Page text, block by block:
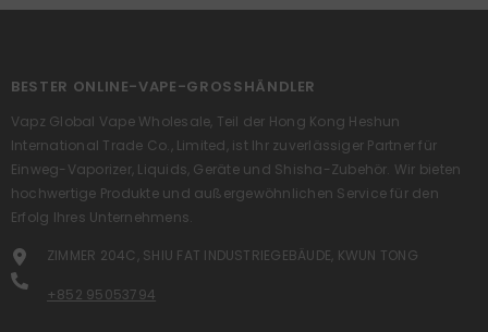
BESTER ONLINE-VAPE-GROSSHÄNDLER
Vapz Global Vape Wholesale, Teil der Hong Kong Heshun
International Trade Co., Limited, ist Ihr zuverlässiger Partner für
Einweg-Vaporizer, Liquids, Geräte und Shisha-Zubehör. Wir bieten
hochwertige Produkte und außergewöhnlichen Service für den
Erfolg Ihres Unternehmens.
ZIMMER 204C, SHIU FAT INDUSTRIEGEBÄUDE, KWUN TONG
+852 95053794